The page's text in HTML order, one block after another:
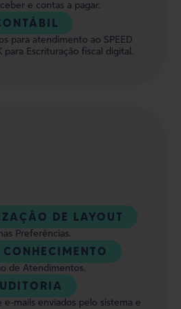
e contas a pagar.
para atendimento ao SPEED
para Escrituração fiscal digital.
DE LAYOUT
Preferências.
de Atendimentos.
e-mails enviados pelo sistema e